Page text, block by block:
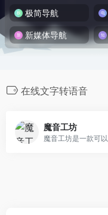
极简导航
新媒体导航
在线文字转语音
魔音工坊